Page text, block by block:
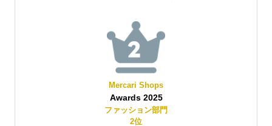
Yahoo!オークション
Best Store Awards 2025
レディースファッション部門